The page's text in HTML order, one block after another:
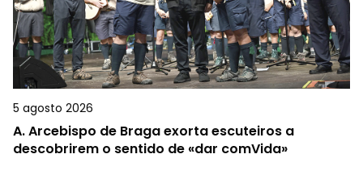
5 agosto 2026
A.Arcebispo de Braga exorta escuteiros a
descobrirem o sentido de «dar comVida»